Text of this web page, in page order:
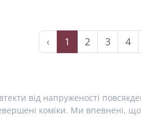
‹ 1 2 3 4
від напруженості
коміки. Ми впевнені, що